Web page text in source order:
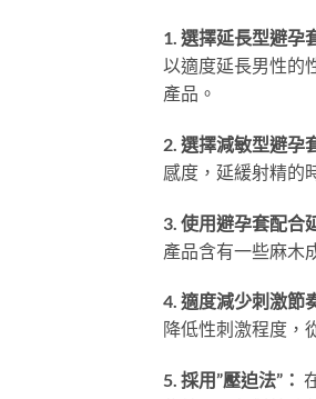
1. 選擇延長型避孕
以適度延長男性的
產品。
2. 選擇減敏型避孕
感度，延緩射精的
3. 使用避孕套配合
產品含有一些麻木
4. 適度減少刺激節
降低性刺激程度，
5. 採用”壓迫法”：